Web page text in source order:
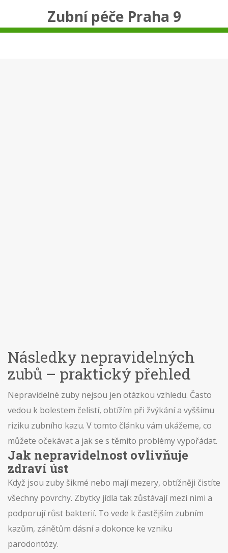
Zubní péče Praha 9
Následky nepravidelných
zubů – praktický přehled
Nepravidelné zuby nejsou jen otázkou vzhledu. Často
vedou k bolestem čelistí, obtížím při žvýkání a vyššímu
riziku zubního kazu. V tomto článku vám ukážeme, co
můžete očekávat a jak se s těmito problémy vypořádat.
Jak nepravidelnost ovlivňuje
zdraví úst
Když jsou zuby šikmé nebo mají mezery, obtížněji čistíte
všechny povrchy. Zbytky jídla tak zůstávají mezi nimi a
podporují růst bakterií. To vede k častějším zubním
kazům, zánětům dásní a dokonce ke vzniku
parodontózy.